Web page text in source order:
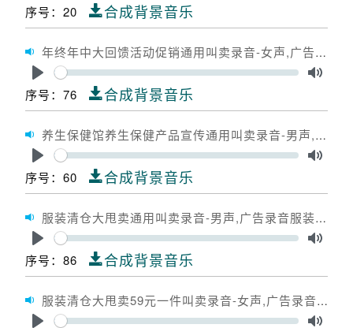
序号：20 合成背景音乐
年终年中大回馈活动促销通用叫卖录音-女声,广告录音年终年中大回馈活动促销通用,广告配音年终年中大回馈活动促销通用
Seek
序号：76 合成背景音乐
养生保健馆养生保健产品宣传通用叫卖录音-男声,广告录音养生保健馆养生保健产品宣传通用,广告配音养生保健馆养生保健产品宣传通用
Seek
序号：60 合成背景音乐
服装清仓大甩卖通用叫卖录音-男声,广告录音服装清仓大甩卖通用,广告配音服装清仓大甩卖通用
Seek
序号：86 合成背景音乐
服装清仓大甩卖59元一件叫卖录音-女声,广告录音服装清仓大甩卖59元一件,广告配音服装清仓大甩卖59元一件
Seek